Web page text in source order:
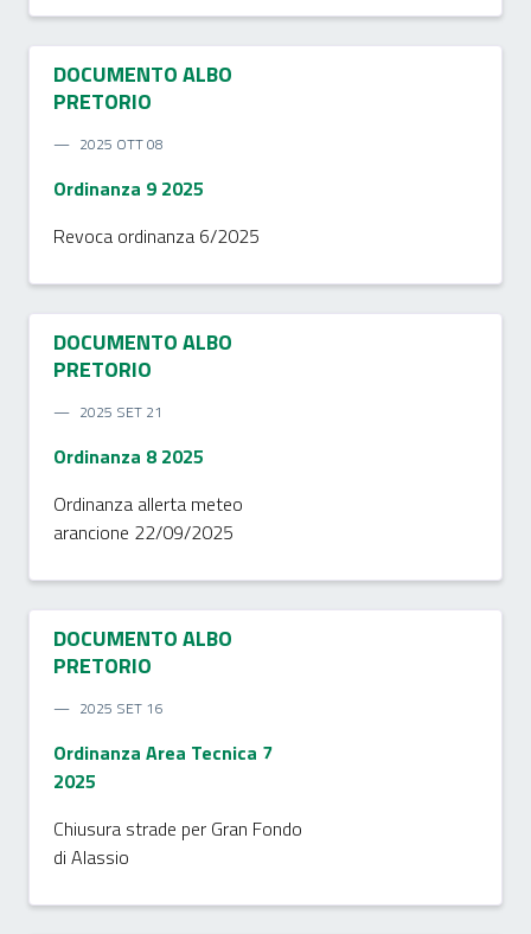
DOCUMENTO ALBO
PRETORIO
2025 OTT 08
Ordinanza 9 2025
Revoca ordinanza 6/2025
DOCUMENTO ALBO
PRETORIO
2025 SET 21
Ordinanza 8 2025
Ordinanza allerta meteo
arancione 22/09/2025
DOCUMENTO ALBO
PRETORIO
2025 SET 16
Ordinanza Area Tecnica 7
2025
Chiusura strade per Gran Fondo
di Alassio